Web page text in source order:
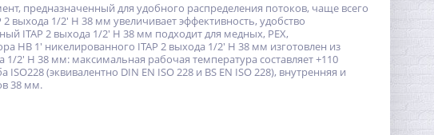
предназначенный для удобного распределения потоков, чаще всего
выхода 1/2' Н 38 мм увеличивает эффективность, удобство
ITAP 2 выхода 1/2' Н 38 мм подходит для медных, PEX,
НВ 1' никелированного ITAP 2 выхода 1/2' Н 38 мм изготовлен из
1/2' Н 38 мм: максимальная рабочая температура составляет +110
(эквивалентно DIN EN ISO 228 и BS EN ISO 228), внутренняя и
38 мм.